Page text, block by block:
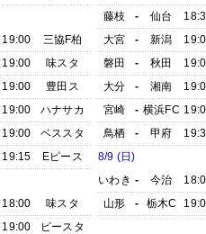
19:00
三協F柏
19:00
味スタ
19:00
豊田ス
19:00
ハナサカ
19:00
ベススタ
19:15
Eピース
18:00
味スタ
19:00 ピースタ
藤枝
- 仙台
大宮
- 新潟
磐田
- 秋田
大分
- 湘南
宮崎
- 横浜FC
鳥栖
- 甲府
8/9 (日)
いわき - 今治
山形
- 栃木C